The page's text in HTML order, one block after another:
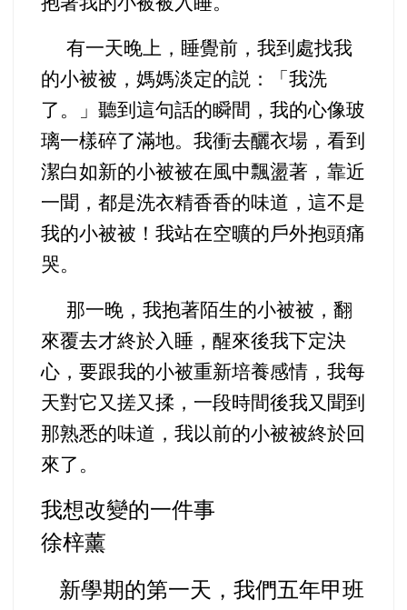
有一天晚上，睡覺前，我到處找我
的小被被，媽媽淡定的説：「我洗
了。」聽到這句話的瞬間，我的心像玻
璃一樣碎了滿地。我衝去釃衣場，看到
潔白如新的小被被在風中飄盪著，靠近
一聞，都是洗衣精香香的味道，這不是
我的小被被！我站在空曠的戶外抱頭痛
哭。
那一晚，我抱著陌生的小被被，翻
來覆去才終於入睡，醒來後我下定決
心，要跟我的小被重新培養感情，我每
天對它又搓又揉，一段時間後我又聞到
那熟悉的味道，我以前的小被被終於回
來了。
我想改變的一件事
徐梓薰
新學期的第一天，我們五年甲班